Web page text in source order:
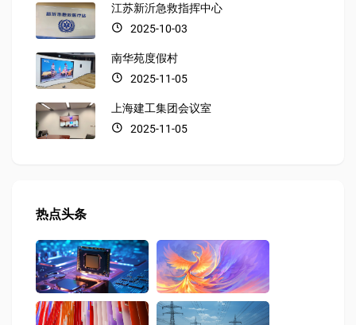
江苏新沂急救指挥中心
2025-10-03
南华苑度假村
2025-11-05
上海建工集团会议室
2025-11-05
热点头条